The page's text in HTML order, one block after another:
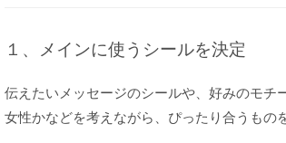
１、メインに使うシールを決定
伝えたいメッセージのシールや、好みのモチ
女性かなどを考えながら、ぴったり合うもの